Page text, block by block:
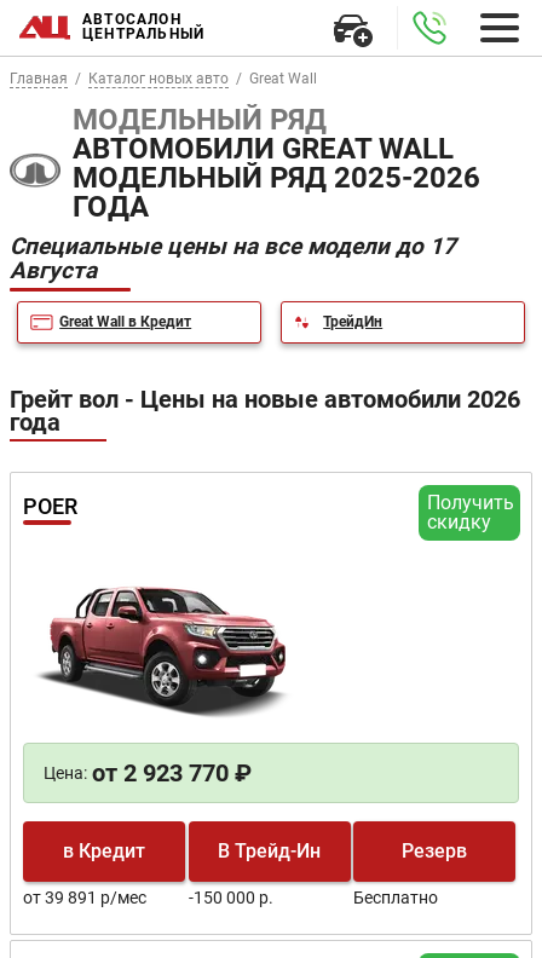
АВТОСАЛОН
ЦЕНТРАЛЬНЫЙ
Главная Каталог новых авто Great Wall
МОДЕЛЬНЫЙ РЯД
АВТОМОБИЛИ GREAT WALL
МОДЕЛЬНЫЙ РЯД 2025-2026
ГОДА
Специальные цены на все модели до 17
Августа
Great Wall в Кредит ТрейдИн
Грейт вол - Цены на новые автомобили 2026
года
Получить
скидку
POER
Цена: от 2 923 770 ₽
в Кредит
от 39 891 р/мес
В Трейд-Ин
-150 000 р.
Резерв
Бесплатно